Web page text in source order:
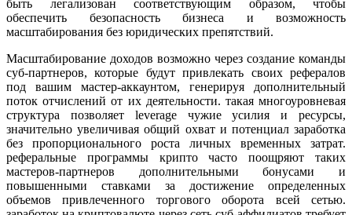
быть легализован соответствующим образом, чтобы
обеспечить безопасность бизнеса и возможность
масштабирования без юридических препятствий.
Масштабирование доходов возможно через создание команды
суб-партнеров, которые будут привлекать своих рефералов
под вашим мастер-аккаунтом, генерируя дополнительный
поток отчислений от их деятельности. такая многоуровневая
структура позволяет leverage чужие усилия и ресурсы,
значительно увеличивая общий охват и потенциал заработка
без пропорционального роста личных временных затрат.
реферальные программы крипто часто поощряют таких
мастеров-партнеров дополнительными бонусами и
повышенными ставками за достижение определенных
объемов привлеченного торгового оборота всей сетью.